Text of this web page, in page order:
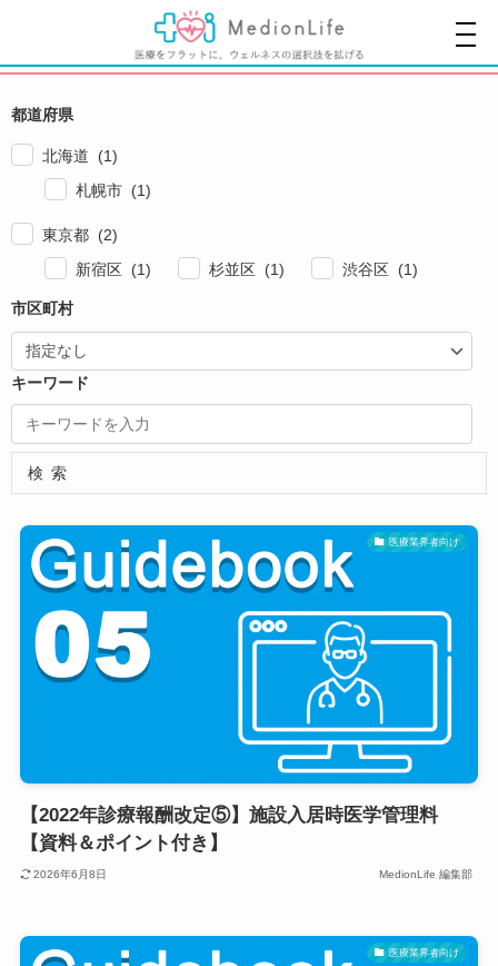
都道府県
北海道 (1)
札幌市 (1)
東京都 (2)
新宿区 (1)
杉並区 (1) 渋谷区 (1)
市区町村
キーワード
検索
医療業界者向け
【2022年診療報酬改定⑤】施設入居時医学管理料
【資料＆ポイント付き】
2026年6月8日 MedionLife 編集部
医療業界者向け